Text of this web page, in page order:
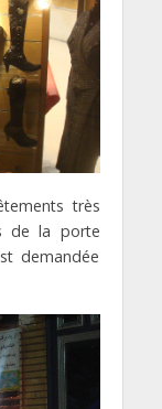
très
de la porte
demandée